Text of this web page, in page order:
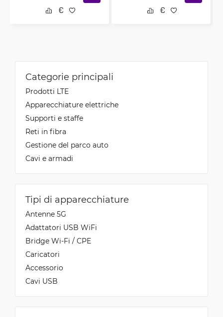
Categorie principali
Prodotti LTE
Apparecchiature elettriche
Supporti e staffe
Reti in fibra
Gestione del parco auto
Cavi e armadi
Tipi di apparecchiature
Antenne 5G
Adattatori USB WiFi
Bridge Wi-Fi / CPE
Caricatori
Accessorio
Cavi USB